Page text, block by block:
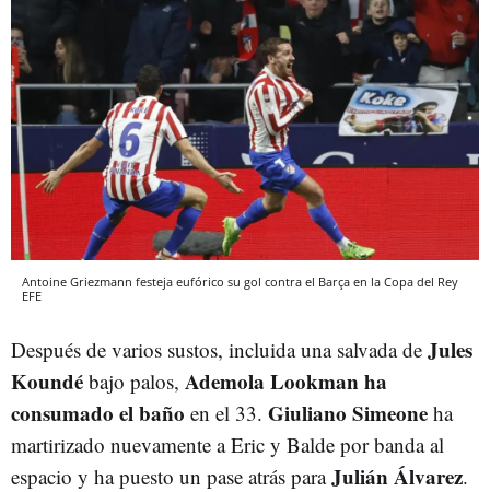
Antoine Griezmann festeja eufórico su gol contra el Barça en la Copa del Rey
EFE
Después de varios sustos, incluida una salvada de Jules
Koundé bajo palos, Ademola Lookman ha
consumado el baño en el 33. Giuliano Simeone ha
martirizado nuevamente a Eric y Balde por banda al
espacio y ha puesto un pase atrás paraJulián Álvarez.